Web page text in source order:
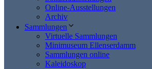
Online-Ausstellungen
Archiv
Sammlungen
Virtuelle Sammlungen
Minimuseum Ellenserdamm
Sammlungen online
Kaleidoskop